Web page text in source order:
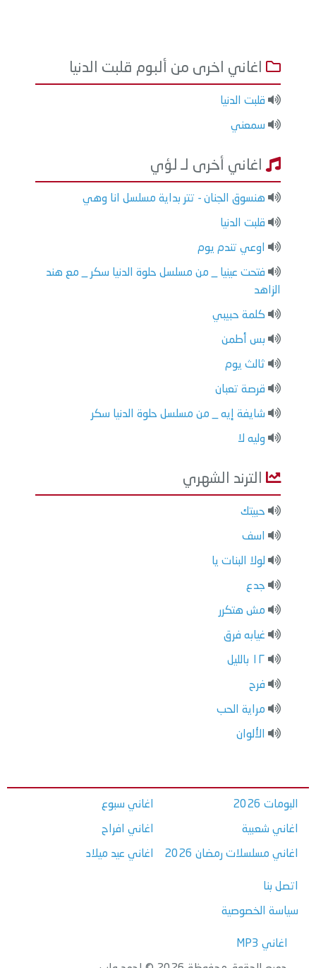
اغاني اخرى من ألبوم قلبت الدنيا
قلبت الدنيا
سمعني
اغاني أخرى لـ لؤي
هنسوق الجنان - تتر بداية مسلسل انا وهي
قلبت الدنيا
اوعي تندم يوم
فتحت عينيا _ من مسلسل حلوة الدنيا سكر _ مع هند
الزاهد
كلمة حبيبي
بس أطمن
ثالث يوم
قرصة تعبان
شايفة إيه _ من مسلسل حلوة الدنيا سكر
وليه لا
الترند الشهري
حبيتك
اسف
لولا البنات يا
جدع
مش هتكرر
غيابه فرق
١٢ بالليل
فرح
مراية الحب
الألوان
البومات 2026
اغاني شعبية
اغاني مسلسلات رمضان 2026
اغاني سبوع
اغاني افراح
اغاني عيد ميلاد
اتصل بنا
سياسة الخصوصية
اغاني MP3